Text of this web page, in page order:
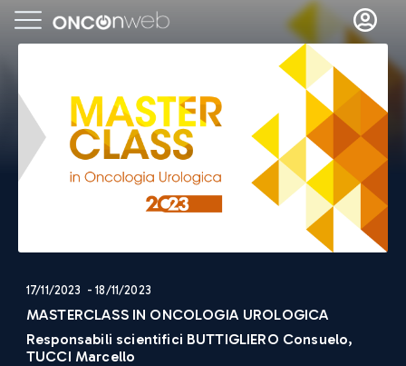
17/11/2023 - 18/11/2023
MASTERCLASS IN ONCOLOGIA UROLOGICA
Responsabili scientifici BUTTIGLIERO Consuelo,
TUCCI Marcello